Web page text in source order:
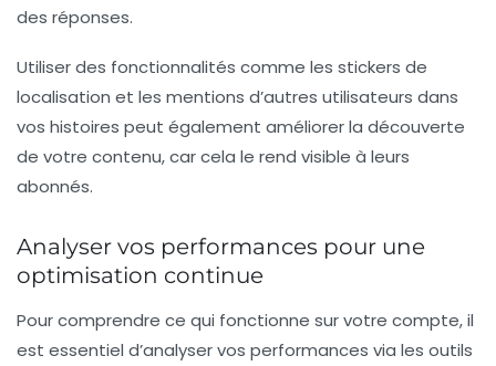
des réponses.
Utiliser des fonctionnalités comme les stickers de
localisation et les mentions d’autres utilisateurs dans
vos histoires peut également améliorer la découverte
de votre contenu, car cela le rend visible à leurs
abonnés.
Analyser vos performances pour une
optimisation continue
Pour comprendre ce qui fonctionne sur votre compte, il
est essentiel d’analyser vos performances via les outils